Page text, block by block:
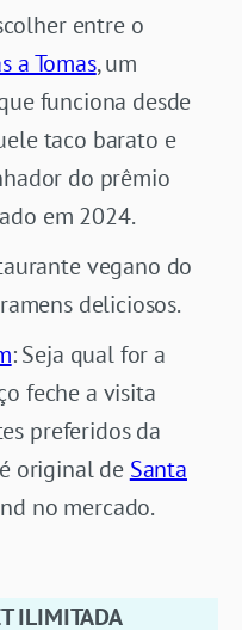
entre o
a Tomas, um
funciona desde
taco barato e
do prêmio
em 2024.
vegano do
deliciosos.
: Seja qual for a
feche a visita
preferidos da
original de Santa
no mercado.
ILIMITADA